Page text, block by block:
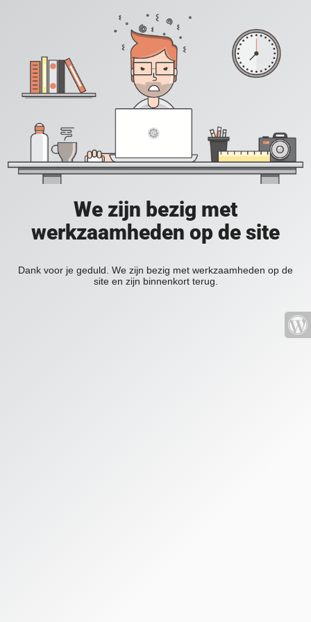
We zijn bezig met
werkzaamheden op de site
Dank voor je geduld. We zijn bezig met werkzaamheden op de
site en zijn binnenkort terug.